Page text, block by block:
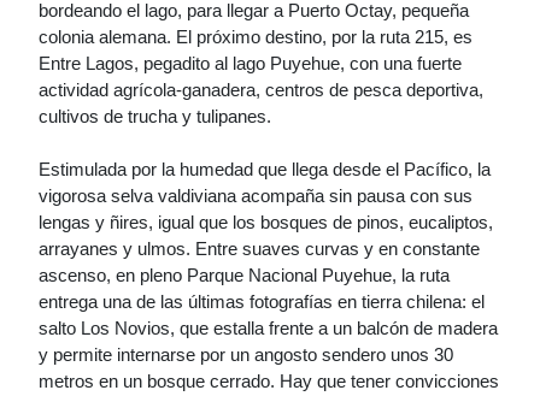
bordeando el lago, para llegar a Puerto Octay, pequeña
colonia alemana. El próximo destino, por la ruta 215, es
Entre Lagos, pegadito al lago Puyehue, con una fuerte
actividad agrícola-ganadera, centros de pesca deportiva,
cultivos de trucha y tulipanes.
Estimulada por la humedad que llega desde el Pacífico, la
vigorosa selva valdiviana acompaña sin pausa con sus
lengas y ñires, igual que los bosques de pinos, eucaliptos,
arrayanes y ulmos. Entre suaves curvas y en constante
ascenso, en pleno Parque Nacional Puyehue, la ruta
entrega una de las últimas fotografías en tierra chilena: el
salto Los Novios, que estalla frente a un balcón de madera
y permite internarse por un angosto sendero unos 30
metros en un bosque cerrado. Hay que tener convicciones